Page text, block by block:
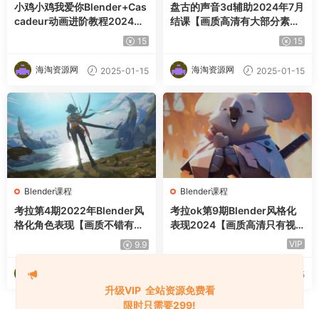
小鸡小鸡我爱你Blender+Cas
cadeur动画进阶教程2024
15
海淘资源网 2025-01-15
盘古的声音3d辅助2024年7月
结课【画质高清有大部分素
15
海淘资源网 2025-01-15
Blender课程
考拉第4期2022年Blender风
格化角色表现【画质不错有素
9.9
海淘资源网
Blender课程
考拉ok第9期Blender风格化
表现2024【画质高清只有视
VIP
2025-01-15
升级VIP 全站资源免费看
限时只需要299!